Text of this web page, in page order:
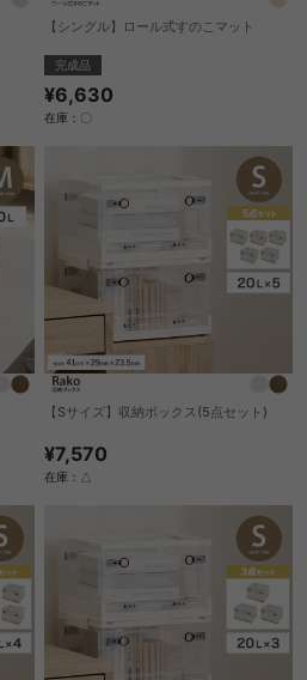
【シングル】ロール式すのこマット
完成品
¥6,630
在庫：〇
【Sサイズ】収納ボックス(5点セット)
¥7,570
在庫：△